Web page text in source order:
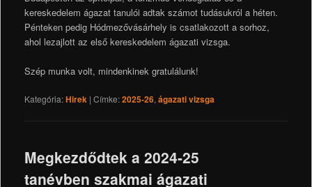
kereskedelem ágazat tanulói adtak számot tudásukról a héten.
Pénteken pedig Hódmezővásárhely is csatlakozott a sorhoz,
ahol lezajlott az első kereskedelem ágazati vizsga.
Szép munka volt, mindenkinek gratulálunk!
Kategória:Hirek | Címke:2025-26, ágazati vizsga
Megkezdődtek a 2024-25
tanévben szakmai ágazati